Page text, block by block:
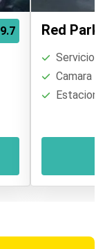
9.7 Red
Servicio
Camara